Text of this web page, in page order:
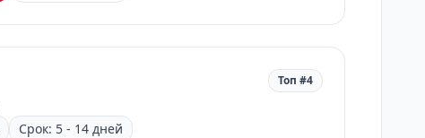
Топ #4
Срок: 5 - 14 дней